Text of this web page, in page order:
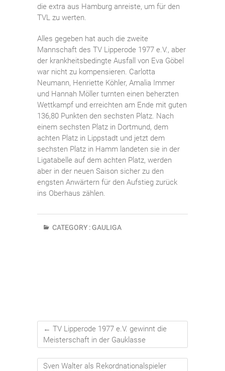
die extra aus Hamburg anreiste, um für den
TVL zu werten.
Alles gegeben hat auch die zweite
Mannschaft des TV Lipperode 1977 e.V., aber
der krankheitsbedingte Ausfall von Eva Göbel
war nicht zu kompensieren. Carlotta
Neumann, Henriette Köhler, Amalia Immer
und Hannah Möller turnten einen beherzten
Wettkampf und erreichten am Ende mit guten
136,80 Punkten den sechsten Platz. Nach
einem sechsten Platz in Dortmund, dem
achten Platz in Lippstadt und jetzt dem
sechsten Platz in Hamm landeten sie in der
Ligatabelle auf dem achten Platz, werden
aber in der neuen Saison sicher zu den
engsten Anwärtern für den Aufstieg zurück
ins Oberhaus zählen.
CATEGORY : GAULIGA
← TV Lipperode 1977 e.V. gewinnt die
Meisterschaft in der Gauklasse
Sven Walter als Rekordnationalspieler